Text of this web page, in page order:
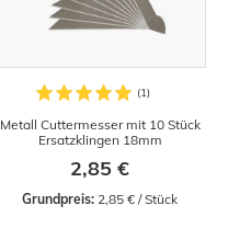
Metall Cuttermesser mit 10 Stück
Ersatzklingen 18mm
2,85 €
Grundpreis: 2,85 € / Stück